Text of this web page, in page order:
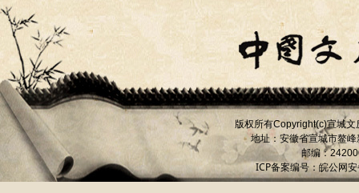
版权所有Copyright(c)宣城文
地址：安徽省宣城市鳌峰
邮编：
ICP备案编号： 皖公网